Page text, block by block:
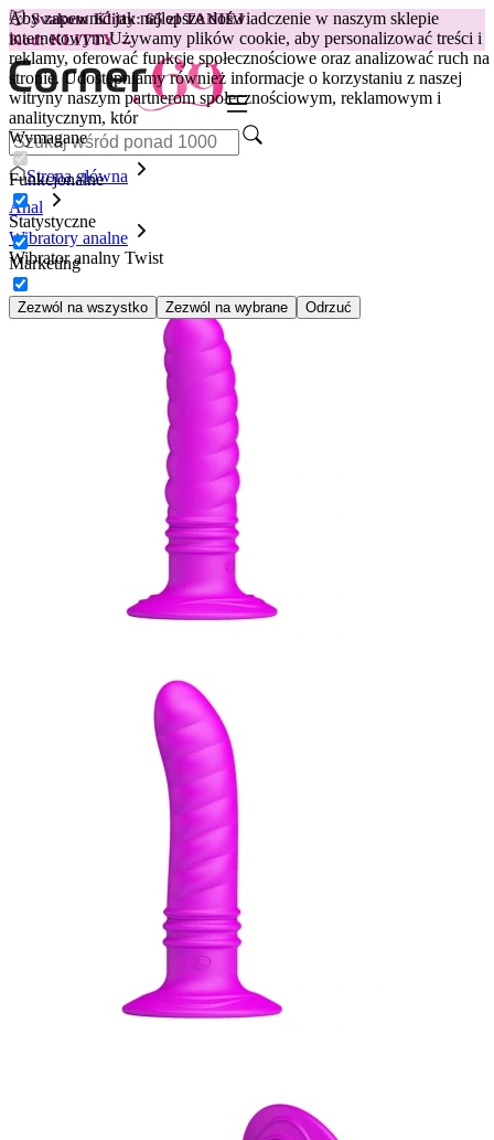
Aby zapewnić jak najlepsze doświadczenie w naszym sklepie
internetowym.Używamy plików cookie, aby personalizować treści i
reklamy, oferować funkcje społecznościowe oraz analizować ruch na
stronie. Udostępniamy również informacje o korzystaniu z naszej
witryny naszym partnerom społecznościowym, reklamowym i
analitycznym, któr
Wymagane
Funkcjonalne
Statystyczne
Marketing
Zezwól na wszystko Zezwól na wybrane Odrzuć
😽Svakom Klitty: 65 zł TANIEJ
Kod: KLITTY →
Strona główna
Anal
Wibratory analne
Wibrator analny Twist